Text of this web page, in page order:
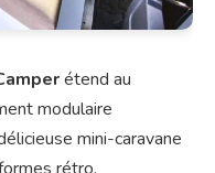
étend au
modulaire
mini-caravane